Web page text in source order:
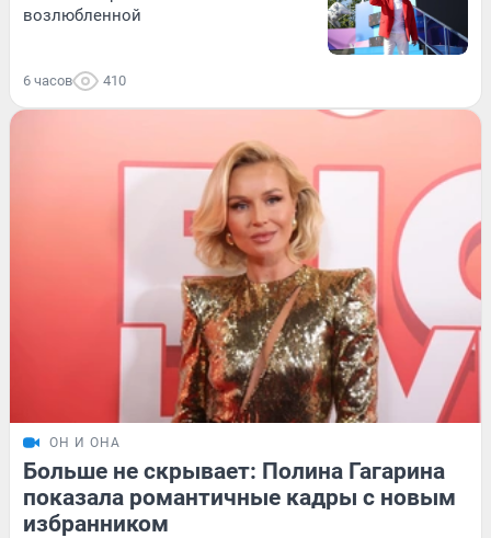
возлюбленной
6 часов 410
ОН И ОНА
Больше не скрывает: Полина Гагарина
показала романтичные кадры с новым
избранником